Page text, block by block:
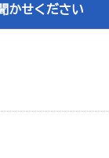
かせください